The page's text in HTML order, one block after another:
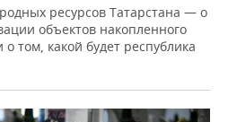
ресурсов Татарстана — о
объектов накопленного
том, какой будет республика